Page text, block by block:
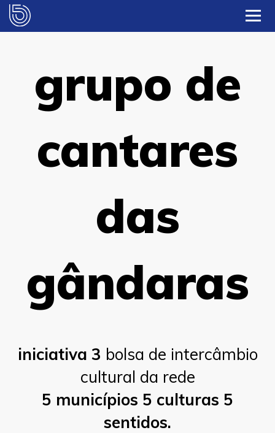
grupo de
cantares
das
gândaras
iniciativa 3 bolsa de intercâmbio
cultural da rede
5 municípios 5 culturas 5
sentidos.